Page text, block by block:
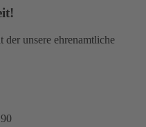
der unsere ehrenamtliche